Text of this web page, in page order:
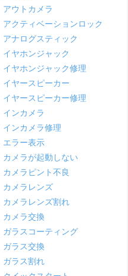
アウトカメラ
アクティベーションロック
アナログスティック
イヤホンジャック
イヤホンジャック修理
イヤースピーカー
イヤースピーカー修理
インカメラ
インカメラ修理
エラー表示
カメラが起動しない
カメラピント不良
カメラレンズ
カメラレンズ割れ
カメラ交換
ガラスコーティング
ガラス交換
ガラス割れ